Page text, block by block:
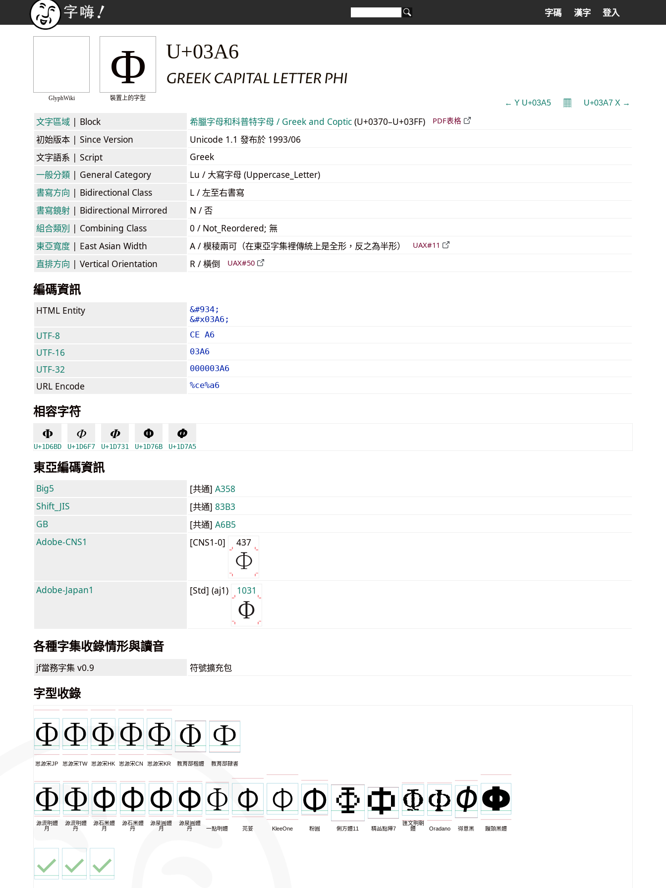
字碼 漢字 登入
GlyphWiki
Φ
裝置上的字型
U+03A6
GREEK CAPITAL LETTER PHI
← Υ U+03A5 𝄜 U+03A7 Χ →
文字區域 | Block 希臘字母和科普特字母 / Greek and Coptic (U+0370–U+03FF) PDF表格
初始版本 | Since Version
Unicode 1.1 發布於 1993/06
文字語系 | Script
Greek
一般分類 | General Category
Lu / 大寫字母 (Uppercase_Letter)
書寫方向 | Bidirectional Class
L / 左至右書寫
書寫鏡射 | Bidirectional Mirrored
N / 否
組合類別 | Combining Class
0 / Not_Reordered; 無
東亞寬度 | East Asian Width A / 模稜兩可（在東亞字集裡傳統上是全形，反之為半形） UAX#11
直排方向 | Vertical Orientation R / 橫倒 UAX#50
編碼資訊
HTML Entity
&#934;
&#x03A6;
UTF-8 CE A6
UTF-16 03A6
UTF-32 000003A6
URL Encode %ce%a6
相容字符
𝚽
U+1D6BD
𝛷
U+1D6F7
𝜱
U+1D731
𝝫
U+1D76B
𝞥
U+1D7A5
東亞編碼資訊
Big5 [共通] A358
Shift_JIS
[共通] 83B3
GB
[共通] A6B5
Adobe-CNS1
[CNS1-0] 437
Adobe-Japan1 [Std] (aj1) 1031
各種字集收錄情形與讀音
jf當務字集 v0.9 符號擴充包
字型收錄
思源宋JP 思源宋TW 思源宋HK 思源宋CN 思源宋KR 教育部楷體 教育部隸書
源流明體
月
源流明體
丹
源石黑體
月
源石黑體
丹
源泉圓體
月
源泉圓體
丹
一點明體 芫荽 KleeOne 粉圓 俐方體11 精品點陣7
匯文明朝
體
Oradano 得意黑 饅頭黑體